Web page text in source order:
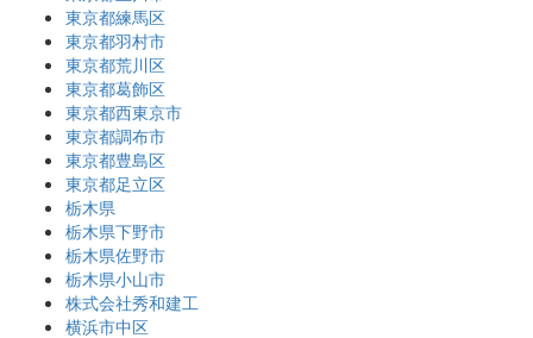
東京都練馬区
東京都羽村市
東京都荒川区
東京都葛飾区
東京都西東京市
東京都調布市
東京都豊島区
東京都足立区
栃木県
栃木県下野市
栃木県佐野市
栃木県小山市
株式会社秀和建工
横浜市中区